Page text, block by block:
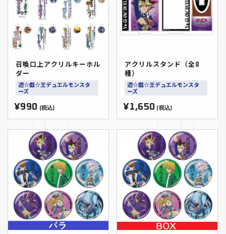
召喚口上アクリルキーホル
ダー
遊☆戯☆王デュエルモンスタ
ーズ
¥990 (税込)
アクリルスタンド（全8
種）
遊☆戯☆王デュエルモンスタ
ーズ
¥1,650 (税込)